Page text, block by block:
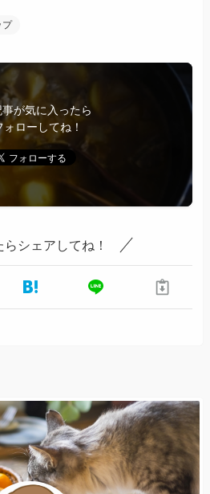
プ
が気に入ったら
ォローしてね！
らシェアしてね！